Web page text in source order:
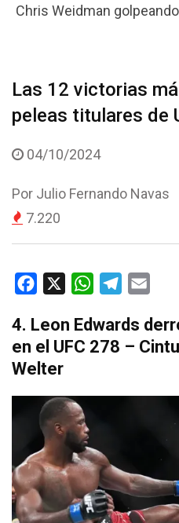
Chris Weidman
Las 12 victorias
peleas titulares de
04/10/2024
Por Julio Fernando Navas
7.220
c
e
b
o
o
k
W
a
t
A
l
e
r
a
i
4. Leon Edwards
en el UFC 278 –
Welter